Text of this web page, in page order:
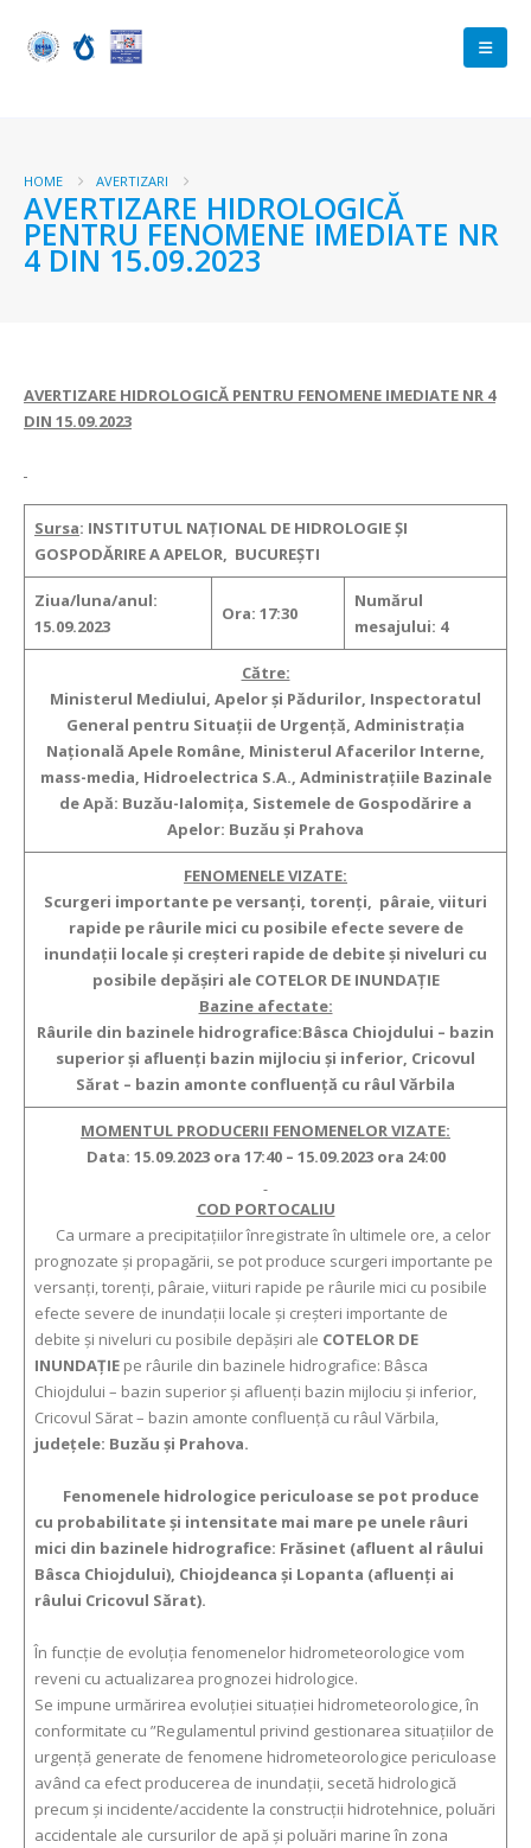
HOME AVERTIZARI
AVERTIZARE HIDROLOGICĂ
PENTRU FENOMENE IMEDIATE NR
4 DIN 15.09.2023
AVERTIZARE HIDROLOGICĂ PENTRU FENOMENE IMEDIATE NR 4
DIN 15.09.2023
Sursa: INSTITUTUL NAȚIONAL DE HIDROLOGIE ȘI
GOSPODĂRIRE A APELOR, BUCUREȘTI
Ziua/luna/anul:
15.09.2023
Ora: 17:30
Numărul
mesajului: 4
Către:
Ministerul Mediului, Apelor şi Pădurilor, Inspectoratul
General pentru Situaţii de Urgenţă, Administraţia
Naţională Apele Române, Ministerul Afacerilor Interne,
mass-media, Hidroelectrica S.A., Administraţiile Bazinale
de Apă: Buzău-Ialomița, Sistemele de Gospodărire a
Apelor: Buzău și Prahova
FENOMENELE VIZATE:
Scurgeri importante pe versanţi, torenţi, pâraie, viituri
rapide pe râurile mici cu posibile efecte severe de
inundaţii locale şi creşteri rapide de debite şi niveluri cu
posibile depășiri ale COTELOR DE INUNDAȚIE
Bazine afectate:
Râurile din bazinele hidrografice:Bâsca Chiojdului – bazin
superior și afluenți bazin mijlociu și inferior, Cricovul
Sărat – bazin amonte confluență cu râul Vărbila
MOMENTUL PRODUCERII FENOMENELOR VIZATE:
Data: 15.09.2023 ora 17:40 – 15.09.2023 ora 24:00
COD PORTOCALIU
Ca urmare a precipitațiilor înregistrate în ultimele ore, a celor
prognozate și propagării, se pot produce scurgeri importante pe
versanţi, torenţi, pâraie, viituri rapide pe râurile mici cu posibile
efecte severe de inundaţii locale şi creşteri importante de
debite şi niveluri cu posibile depăşiri ale COTELOR DE
INUNDAŢIE pe râurile din bazinele hidrografice: Bâsca
Chiojdului – bazin superior și afluenți bazin mijlociu și inferior,
Cricovul Sărat – bazin amonte confluență cu râul Vărbila,
județele: Buzău și Prahova.
Fenomenele hidrologice periculoase se pot produce
cu probabilitate și intensitate mai mare pe unele râuri
mici din bazinele hidrografice: Frăsinet (afluent al râului
Bâsca Chiojdului), Chiojdeanca și Lopanta (afluenți ai
râului Cricovul Sărat).
În funcţie de evoluţia fenomenelor hidrometeorologice vom
reveni cu actualizarea prognozei hidrologice.
Se impune urmărirea evoluţiei situaţiei hidrometeorologice, în
conformitate cu ”Regulamentul privind gestionarea situaţiilor de
urgenţă generate de fenomene hidrometeorologice periculoase
având ca efect producerea de inundaţii, secetă hidrologică
precum şi incidente/accidente la construcţii hidrotehnice, poluări
accidentale ale cursurilor de apă şi poluări marine în zona